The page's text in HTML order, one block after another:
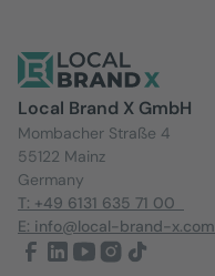
Local Brand X GmbH
Mombacher Straße 4
55122 Mainz
Germany
T: +49 6131 635 71 00
E: info@local-brand-x.com